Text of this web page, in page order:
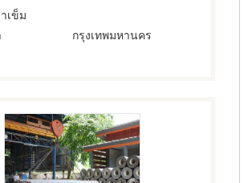
เข็ม
กรุงเทพมหานคร